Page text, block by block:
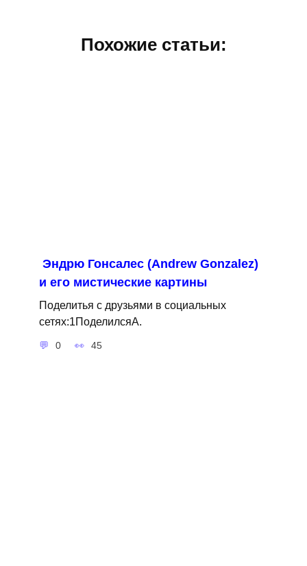
Похожие статьи:
Эндрю Гонсалес (Andrew Gonzalez)
и его мистические картины
Поделитья с друзьями в социальных
сетях:1ПоделилсяA.
0 45